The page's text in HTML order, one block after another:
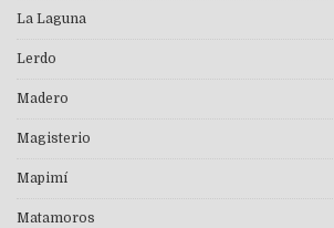
La Laguna
Lerdo
Madero
Magisterio
Mapimí
Matamoros